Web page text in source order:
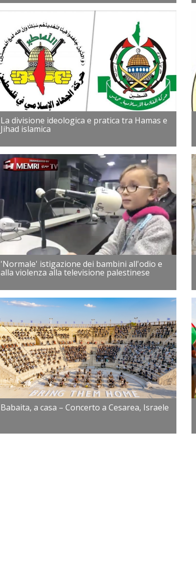
La divisione ideologica e pratica tra Hamas e
Jihad islamica
'Normale' istigazione dei bambini all'odio e
alla violenza alla televisione palestinese
Babaita, a casa – Concerto a Cesarea, Israele